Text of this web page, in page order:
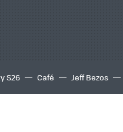
S26 Café Jeff Bezos